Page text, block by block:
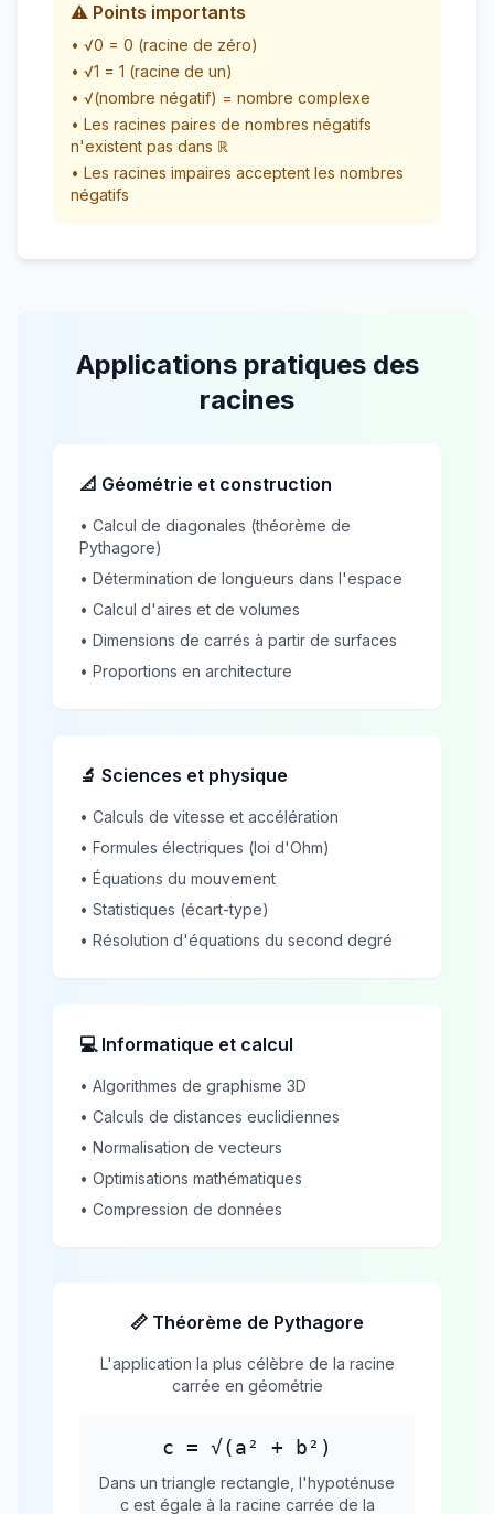
⚠️ Points importants
• √0 = 0 (racine de zéro)
• √1 = 1 (racine de un)
• √(nombre négatif) = nombre complexe
• Les racines paires de nombres négatifs
n'existent pas dans ℝ
• Les racines impaires acceptent les nombres
négatifs
Applications pratiques des
racines
📐 Géométrie et construction
• Calcul de diagonales (théorème de
Pythagore)
• Détermination de longueurs dans l'espace
• Calcul d'aires et de volumes
• Dimensions de carrés à partir de surfaces
• Proportions en architecture
🔬 Sciences et physique
• Calculs de vitesse et accélération
• Formules électriques (loi d'Ohm)
• Équations du mouvement
• Statistiques (écart-type)
• Résolution d'équations du second degré
💻 Informatique et calcul
• Algorithmes de graphisme 3D
• Calculs de distances euclidiennes
• Normalisation de vecteurs
• Optimisations mathématiques
• Compression de données
📏 Théorème de Pythagore
L'application la plus célèbre de la racine
carrée en géométrie
c = √(a² + b²)
Dans un triangle rectangle, l'hypoténuse
c est égale à la racine carrée de la